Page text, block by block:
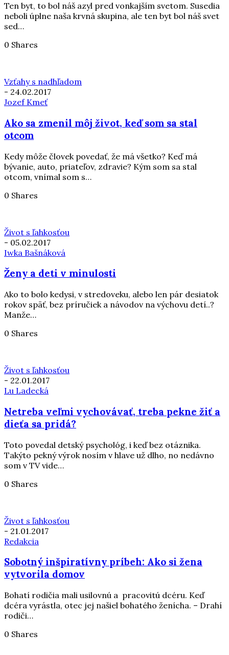
Ten byt, to bol náš azyl pred vonkajším svetom. Susedia
neboli úplne naša krvná skupina, ale ten byt bol náš svet
sed…
0 Shares
Vzťahy s nadhľadom
- 24.02.2017
Jozef Kmeť
Ako sa zmenil môj život, keď som sa stal
otcom
Kedy môže človek povedať, že má všetko? Keď má
bývanie, auto, priateľov, zdravie? Kým som sa stal
otcom, vnímal som s…
0 Shares
Život s ľahkosťou
- 05.02.2017
Iwka Bašnáková
Ženy a deti v minulosti
Ako to bolo kedysi, v stredoveku, alebo len pár desiatok
rokov späť, bez príručiek a návodov na výchovu detí..?
Manže…
0 Shares
Život s ľahkosťou
- 22.01.2017
Lu Ladecká
Netreba veľmi vychovávať, treba pekne žiť a
dieťa sa pridá?
Toto povedal detský psychológ, i keď bez otáznika.
Takýto pekný výrok nosím v hlave už dlho, no nedávno
som v TV vide…
0 Shares
Život s ľahkosťou
- 21.01.2017
Redakcia
Sobotný inšpiratívny príbeh: Ako si žena
vytvorila domov
Bohatí rodičia mali usilovnú a pracovitú dcéru. Keď
dcéra vyrástla, otec jej našiel bohatého ženícha. – Drahí
rodiči…
0 Shares